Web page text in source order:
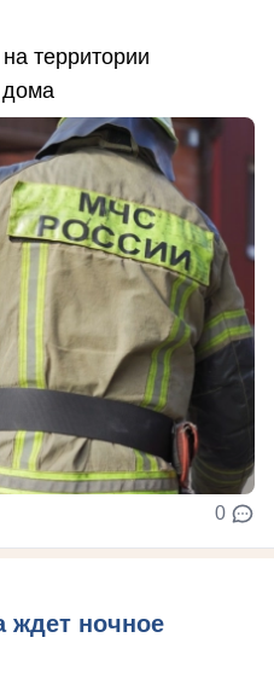
территории
дома
0
ждет ночное